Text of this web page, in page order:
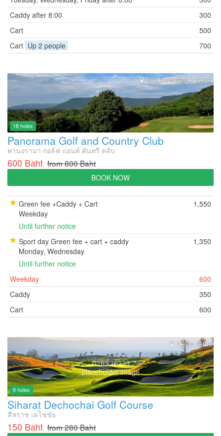
Caddy after 8:00
300
Cart
500
Cart Up 2 people 700
NAKHON RATCHASIMA
18 holes
Panorama Golf and Country Club
พานอรามา กอล์ฟ แอนด์ คันทรี คลับ
600 Baht from 800 Baht
BOOK NOW
Green fee +Caddy + Cart
Weekday
Until further notice
1,550
Sport day Green fee + cart + caddy
Monday, Wednesday
Until further notice
1,350
Weekday
600
Caddy
350
Cart
600
ภาพชั่วคราว
placeholder image
KHON KAEN
9 holes
Siharat Dechochai Golf Course
สีหราช เดโชชัย
150 Baht from 280 Baht